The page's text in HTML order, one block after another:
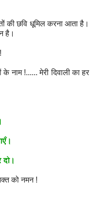
की छवि धूमिल करना आता है।
है।
!
के नाम!......मेरी दिवाली का हर
दो।
को नमन!